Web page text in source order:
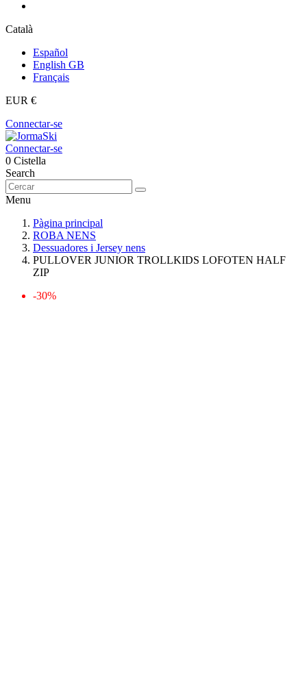
Català
Español
English GB
Français
EUR €
Connectar-se
Connectar-se
0 Cistella
Search
Menu
Pàgina principal
ROBA NENS
Dessuadores i Jersey nens
PULLOVER JUNIOR TROLLKIDS LOFOTEN HALF
ZIP
-30%